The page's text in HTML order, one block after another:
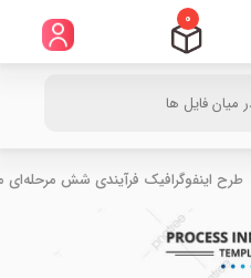
0
طرح اینفوگرافیک فرآیندی شش